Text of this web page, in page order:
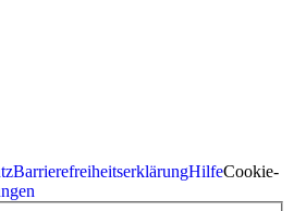
BarrierefreiheitserklärungHilfeCookie-